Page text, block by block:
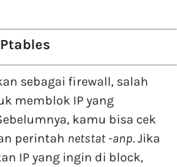
sebagai firewall, salah
memblok IP yang
kamu bisa cek
perintah netstat -anp. Jika
IP yang ingin di block,